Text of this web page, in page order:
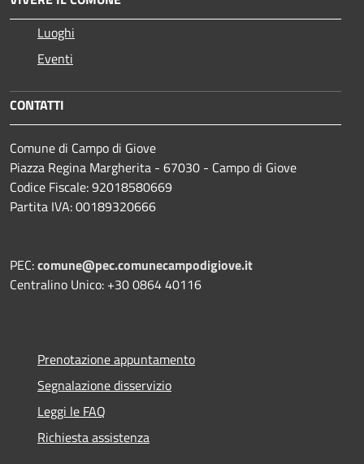
Luoghi
Eventi
CONTATTI
Comune di Campo di Giove
Piazza Regina Margherita - 67030 - Campo di Giove
Codice Fiscale: 92018580669
Partita IVA: 00189320666
PEC:comune@pec.comunecampodigiove.it
Centralino Unico: +30 0864 40116
Prenotazione appuntamento
Segnalazione disservizio
Leggi le FAQ
Richiesta assistenza